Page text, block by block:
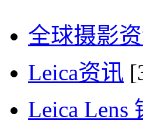
全球摄影
Leica资讯
Leica Lens